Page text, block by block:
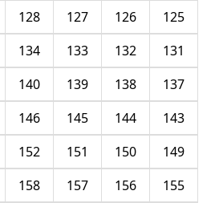
125
126
127
128
131
132
133
134
137
138
139
140
143
144
145
146
149
150
151
152
155
156
157
158